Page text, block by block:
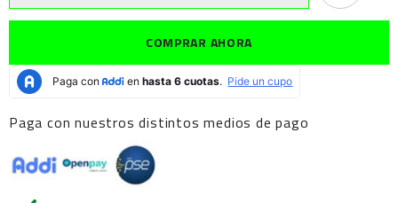
PELLE
PRIMA
PELLE
COMPRAR AHORA
Paga con nuestros distintos medios de pago